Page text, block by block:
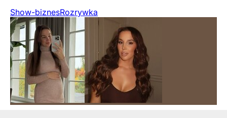
Show-biznesRozrywka